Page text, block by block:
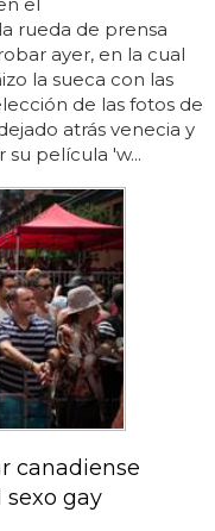
rueda de prensa
ayer, en la cual
la sueca con las
de las fotos de
atrás venecia y
película 'w...
canadiense
gay